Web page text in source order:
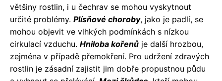
většiny rostlin, i u čechrav se mohou vyskytnout
určité problémy. Plísňové choroby, jako je padlí, se
mohou objevit ve vlhkých podmínkách s nízkou
cirkulací vzduchu. Hniloba kořenů je další hrozbou,
zejména v případě přemokření. Pro udržení zdravých
rostlin je zásadní zajistit jim dobře propustnou půdu